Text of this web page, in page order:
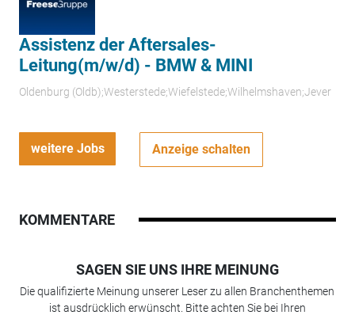
Assistenz der Aftersales-
Leitung(m/w/d) - BMW & MINI
Oldenburg (Oldb);Westerstede;Wiefelstede;Wilhelmshaven;Jever
weitere Jobs Anzeige schalten
KOMMENTARE
SAGEN SIE UNS IHRE MEINUNG
Die qualifizierte Meinung unserer Leser zu allen Branchenthemen
ist ausdrücklich erwünscht. Bitte achten Sie bei Ihren